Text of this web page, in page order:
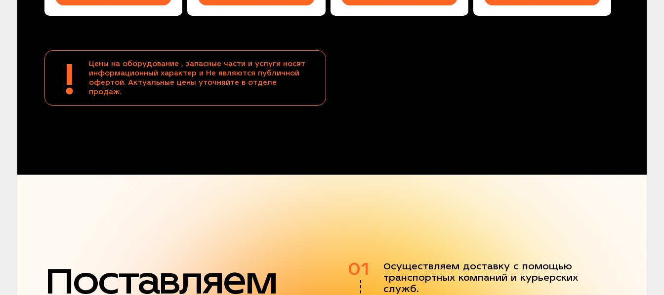
!
Цены на оборудование , запасные части и услуги носят
информационный характер и Не являются публичной
офертой. Актуальные цены уточняйте в отделе
продаж.
Поставляем
01
Осуществляем доставку с помощью
транспортных компаний и курьерских
служб.